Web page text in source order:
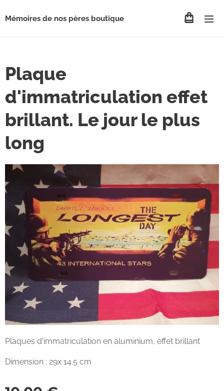
Mémoires de nos pères boutique
Plaque
d'immatriculation effet
brillant. Le jour le plus
long
Plaques d'immatriculation en aluminium, effet brillant
Dimension : 29x 14.5 cm